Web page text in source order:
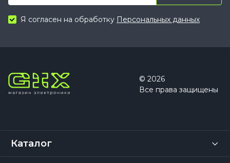
Я согласен на обработку Персональных данных
© 2026
Все права защищены
Каталог